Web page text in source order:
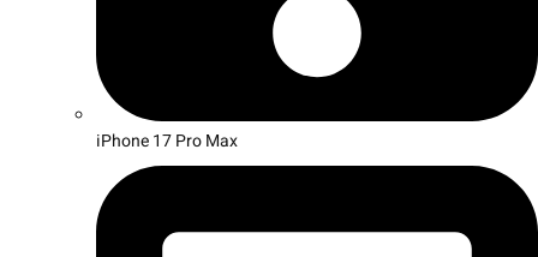
iPhone 17 Pro Max